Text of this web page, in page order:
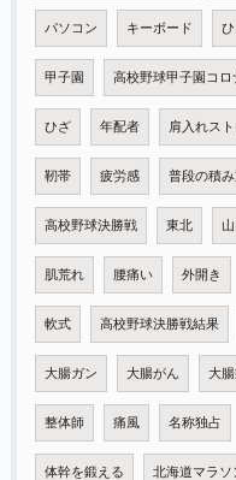
パソコン キーボード ひ
甲子園 高校野球甲子園コロ
ひざ 年配者 肩入れス
靭帯 疲労感 普段の積
高校野球決勝戦 東北 山
肌荒れ 腰痛い 外開き
軟式 高校野球決勝戦結果
大腸ガン 大腸がん 大
整体師 痛風 名称独占
体幹を鍛える 北海道マラソ